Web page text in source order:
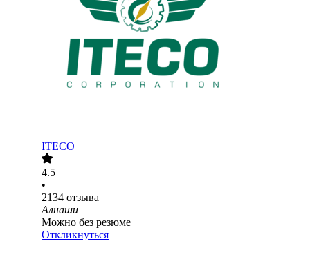
ITECO
4.5
•
2134 отзыва
Алнаши
Можно без резюме
Откликнуться